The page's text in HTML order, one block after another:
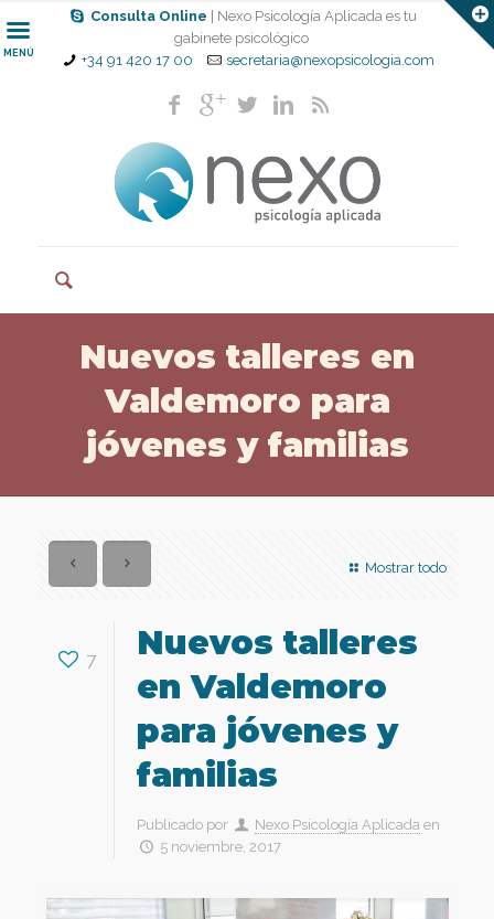
Consulta Online
| Nexo Psicología Aplicada es tu
gabinete psicológico
+34 91 420 17 00
secretaria@nexopsicologia.com
MENÚ
Nuevos talleres en
Valdemoro para
jóvenes y familias
Mostrar todo
7
Nuevos talleres
en Valdemoro
para jóvenes y
familias
Publicado por Nexo Psicología Aplicada en
5 noviembre, 2017